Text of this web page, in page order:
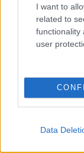
I want to
related to
functionality
user
Data
Az Árulók –
Kovács